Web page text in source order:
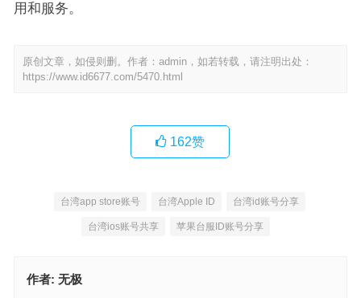
用和服务。
原创文章，如侵则删。作者：admin，如若转载，请注明出处：
https://www.id6677.com/5470.html
162赞
台湾app store账号 台湾Apple ID 台湾id账号分享
台湾ios账号共享 苹果台服ID账号分享
作者: 无极